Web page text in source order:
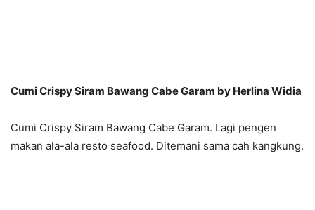
Cumi Crispy Siram Bawang Cabe Garam by Herlina Widia
Cumi Crispy Siram Bawang Cabe Garam. Lagi pengen
makan ala-ala resto seafood. Ditemani sama cah kangkung.